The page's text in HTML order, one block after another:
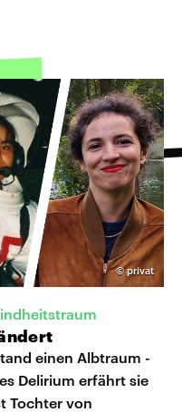
©privat
einen Albtraum -
Delirium erfährt sie
Tochter von